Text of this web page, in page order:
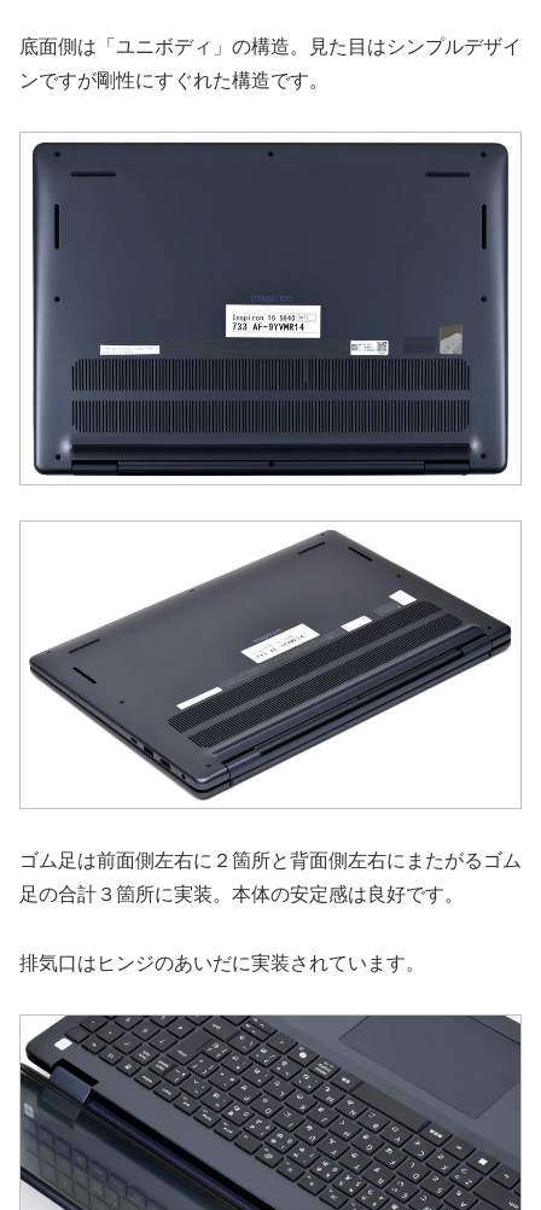
底面側は「ユニボディ」の構造。見た目はシンプルデザイ
ンですが剛性にすぐれた構造です。
ゴム足は前面側左右に２箇所と背面側左右にまたがるゴム
足の合計３箇所に実装。本体の安定感は良好です。
排気口はヒンジのあいだに実装されています。